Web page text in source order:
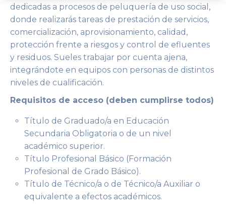
dedicadas a procesos de peluquería de uso social,
donde realizarás tareas de prestación de servicios,
comercialización, aprovisionamiento, calidad,
protección frente a riesgos y control de efluentes
y residuos. Sueles trabajar por cuenta ajena,
integrándote en equipos con personas de distintos
niveles de cualificación.
Requisitos de acceso (deben cumplirse todos)
Título de Graduado/a en Educación
Secundaria Obligatoria o de un nivel
académico superior.
Título Profesional Básico (Formación
Profesional de Grado Básico).
Título de Técnico/a o de Técnico/a Auxiliar o
equivalente a efectos académicos.